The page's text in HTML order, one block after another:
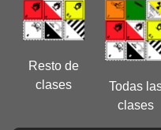
Resto de
clases
Todas
clases